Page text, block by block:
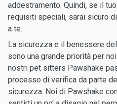
addestramento. Quindi, se il
requisiti speciali, sarai sicuro
a te.
La sicurezza e il benessere
sono una grande priorità per
nostri pet sitters Pawshake
processo di verifica da parte
sicurezza. Noi di Pawshake